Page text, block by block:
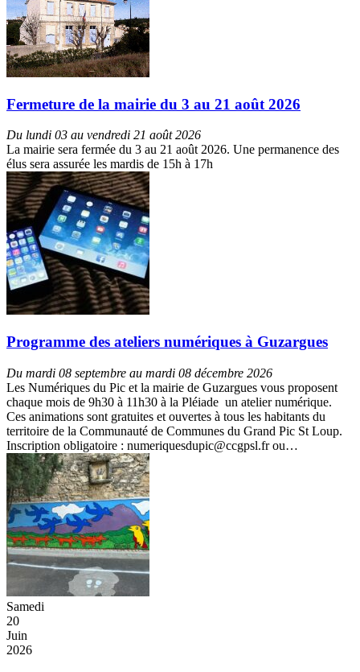
Fermeture de la mairie du 3 au 21 août 2026
Du lundi 03 au vendredi 21 août 2026
La mairie sera fermée du 3 au 21 août 2026. Une permanence des
élus sera assurée les mardis de 15h à 17h
Programme des ateliers numériques à Guzargues
Du mardi 08 septembre au mardi 08 décembre 2026
Les Numériques du Pic et la mairie de Guzargues vous proposent
chaque mois de 9h30 à 11h30 à la Pléiade un atelier numérique.
Ces animations sont gratuites et ouvertes à tous les habitants du
territoire de la Communauté de Communes du Grand Pic St Loup.
Inscription obligatoire : numeriquesdupic@ccgpsl.fr ou…
Samedi
20
Juin
2026